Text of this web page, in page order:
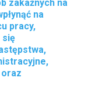
zakaźnych na
na
pracy,
się
oraz